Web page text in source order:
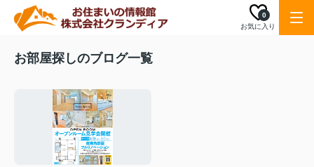
お気に入り
0
お部屋探しのブログ一覧